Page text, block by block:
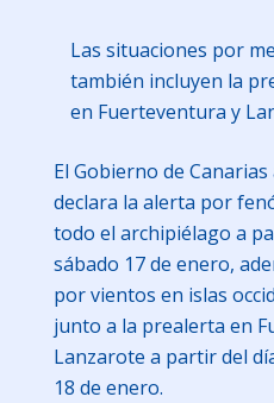
Las situaciones por
también incluyen la
en Fuerteventura y
El Gobierno de
declara la alerta por
todo el archipiélago a
sábado 17 de enero,
por vientos en islas
junto a la prealerta en
Lanzarote a partir del
18 de enero.